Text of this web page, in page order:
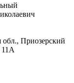
Приозерский
11А